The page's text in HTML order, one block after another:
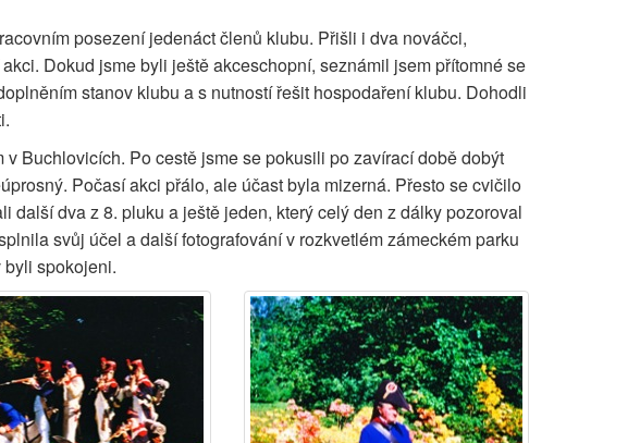
posezení jedenáct členů klubu. Přišli i dva nováčci,
Dokud jsme byli ještě akceschopní, seznámil jsem přítomné se
stanov klubu a s nutností řešit hospodaření klubu. Dohodli
Buchlovicích. Po cestě jsme se pokusili po zavírací době dobýt
Počasí akci přálo, ale účast byla mizerná. Přesto se cvičilo
dva z 8. pluku a ještě jeden, který celý den z dálky pozoroval
svůj účel a další fotografování v rozkvetlém zámeckém parku
spokojeni.